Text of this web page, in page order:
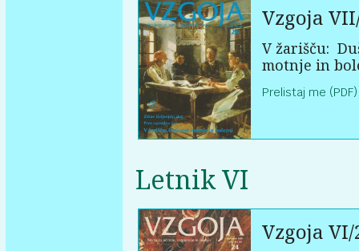
Vzgoja
V žarišču:
motnje in
Prelistaj me (PDF)
Letnik VI
Vzgoja VI/